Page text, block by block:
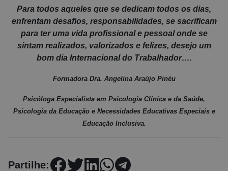
Para todos aqueles que se dedicam todos os dias,
enfrentam desafios, responsabilidades, se sacrificam
para ter uma vida profissional e pessoal onde se
sintam realizados, valorizados e felizes, desejo um
bom dia Internacional do Trabalhador….
Formadora Dra. Angelina Araújo Pinéu
Psicóloga Especialista em Psicologia Clínica e da Saúde,
Psicologia da Educação e Necessidades Educativas Especiais e
Educação Inclusiva.
Partilhe: